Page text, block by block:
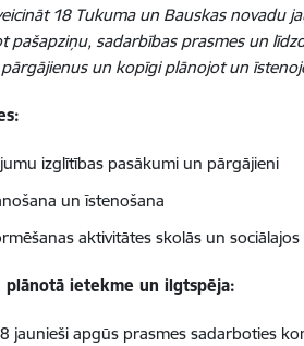
18 Tukuma un Bauskas novadu
pašapziņu, sadarbības prasmes un
un kopīgi plānojot un
izglītības pasākumi un pārgājieni
un īstenošana
aktivitātes skolās un
ietekme un ilgtspēja:
jaunieši apgūs prasmes sadarboties